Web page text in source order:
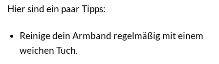
Hier sind ein paar Tipps:
Reinige dein Armband regelmäßig mit einem
weichen Tuch.